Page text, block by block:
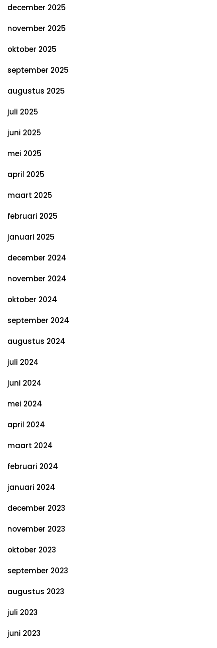
december 2025
november 2025
oktober 2025
september 2025
augustus 2025
juli 2025
juni 2025
mei 2025
april 2025
maart 2025
februari 2025
januari 2025
december 2024
november 2024
oktober 2024
september 2024
augustus 2024
juli 2024
juni 2024
mei 2024
april 2024
maart 2024
februari 2024
januari 2024
december 2023
november 2023
oktober 2023
september 2023
augustus 2023
juli 2023
juni 2023